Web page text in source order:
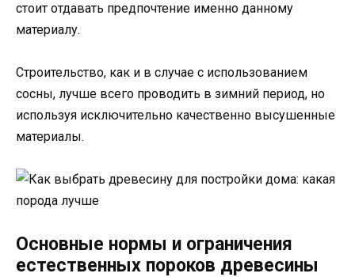
стоит отдавать предпочтение именно данному
материалу.
Строительство, как и в случае с использованием
сосны, лучше всего проводить в зимний период, но
используя исключительно качественно высушенные
материалы.
Основные нормы и ограничения
естественных пороков древесины